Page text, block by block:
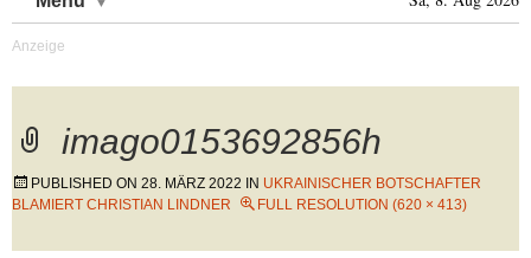
imago0153692856h
PUBLISHED ON 28. MÄRZ 2022 IN UKRAINISCHER BOTSCHAFTER
BLAMIERT CHRISTIAN LINDNER
FULL RESOLUTION (620 × 413)